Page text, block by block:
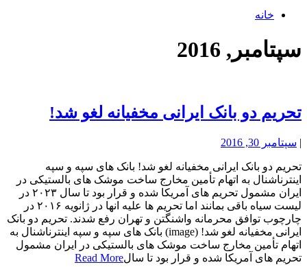
خانه
سپتامبر, 2016
تحریم دو بانک ایرانی مخفیانه لغو شد!
| سپتامبر 30, 2016
تحریم دو بانک ایرانی مخفیانه لغو شد! بانک های سپه و سپه
اینترناشنال به اتهام تأمین مخارج ساخت موشک های بالستیکی در
ایران مشمول تحریم های آمریکا شده و قرار بود تا سال ۲۰۲۳ در
لیست سیاه باقی بمانند اما تحریم ها علیه انها در ژانویه ۲۰۱۶ در
چارچوب توافق محرمانه واشنگتن و تهران رفع شدند. تحریم دو بانک
ایرانی مخفیانه لغو شد! (image) بانک های سپه و سپه اینترناشنال به
اتهام تأمین مخارج ساخت موشک های بالستیکی در ایران مشمول
تحریم های آمریکا شده و قرار بود تا سالRead More